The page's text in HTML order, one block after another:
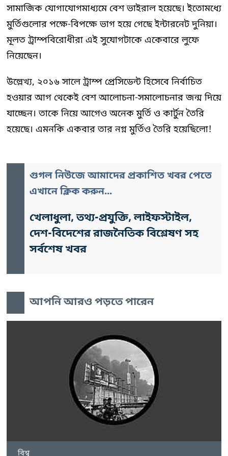
সামাজিক যোগাযোগমাধ্যমে বেশ ভাইরাল হয়েছে। ইতোমধ্যে
মুর্তিগুলোর পক্ষে-বিপক্ষে ভাগ হয়ে গেছে ইন্টারনেট দুনিয়া।
মূলত ট্রাম্পবিরোধীরা এই সুযোগটাকে একেবারে লুফে
নিয়েছেন।
উল্লেখ্য, ২০১৬ সালে ট্রাম্প প্রেসিডেন্ট হিসেবে নির্বাচিত
হওয়ার আগ থেকেই বেশ আলোচনা-সমালোচনার জন্ম দিয়ে
যাচ্ছেন। তাকে নিয়ে আগেও অনেক মুর্তি ও কার্টুন তৈরি
হয়েছে। এমনকি একবার তার নগ্ন মুর্তিও তৈরি হয়েছিলো!
গুগল নিউজে আমাদের প্রকাশিত খবর পেতে
এখানে ক্লিক করুন...
খেলাধুলা, তথ্য-প্রযুক্তি, লাইফস্টাইল,
দেশ-বিদেশের রাজনৈতিক বিশ্লেষণ সহ
সর্বশেষ খবর
আপনি আরও পড়তে পারেন
বিশ্ব